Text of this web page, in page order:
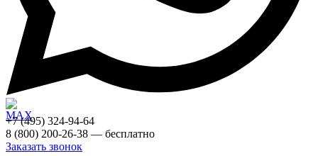
+7 (495) 324-94-64
8 (800) 200-26-38 — бесплатно
Заказать звонок